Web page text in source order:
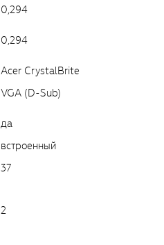
0,294
0,294
Acer CrystalBrite
VGA (D-Sub)
да
встроенный
37
2